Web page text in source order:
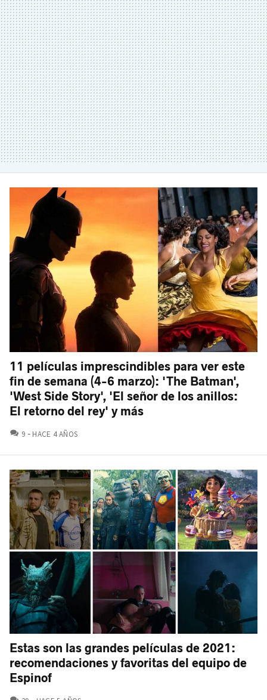
11 películas imprescindibles para ver este
fin de semana (4-6 marzo): 'The Batman',
'West Side Story', 'El señor de los anillos:
El retorno del rey' y más
9 COMENTARIOS
HACE 4 AÑOS
Estas son las grandes películas de 2021:
recomendaciones y favoritas del equipo de
Espinof